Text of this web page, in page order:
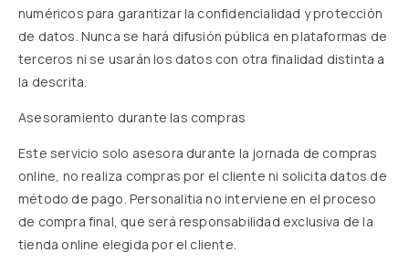
numéricos para garantizar la confidencialidad y protección
de datos. Nunca se hará difusión pública en plataformas de
terceros ni se usarán los datos con otra finalidad distinta a
la descrita.
Asesoramiento durante las compras
Este servicio solo asesora durante la jornada de compras
online, no realiza compras por el cliente ni solicita datos de
método de pago. Personalitia no interviene en el proceso
de compra final, que será responsabilidad exclusiva de la
tienda online elegida por el cliente.